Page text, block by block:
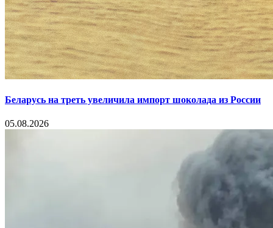
Беларусь на треть увеличила импорт шоколада из России
05.08.2026